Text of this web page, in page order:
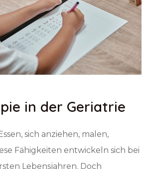
in der Geriatrie
sich anziehen, malen,
Fähigkeiten entwickeln sich bei
Lebensjahren. Doch